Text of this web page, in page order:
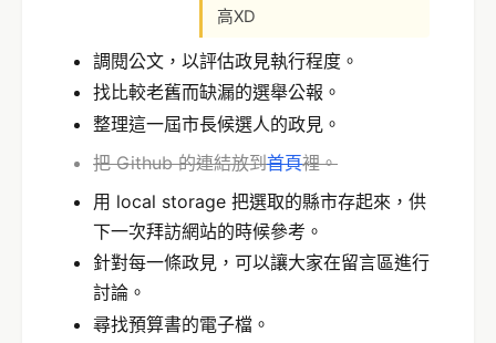
高XD
調閱公文，以評估政見執行程度。
找比較老舊而缺漏的選舉公報。
整理這一屆市長候選人的政見。
把 Github 的連結放到首頁裡。
用 local storage 把選取的縣市存起來，供
下一次拜訪網站的時候參考。
針對每一條政見，可以讓大家在留言區進行
討論。
尋找預算書的電子檔。